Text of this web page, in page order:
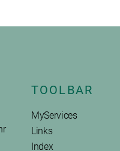
TOOLBAR
MyServices
Links
Index